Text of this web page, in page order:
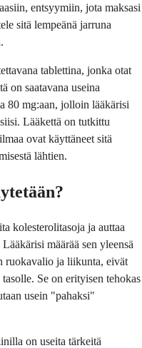
entsyymiin, jota maksasi
sitä lempeänä jarruna
tablettina, jonka otat
on saatavana useina
80 mg:aan, jolloin lääkärisi
Lääkettä on tutkittu
ovat käyttäneet sitä
lähtien.
kolesterolitasoja ja auttaa
määrää sen yleensä
ruokavalio ja liikunta, eivät
Se on erityisen tehokas
usein "pahaksi"
on useita tärkeitä